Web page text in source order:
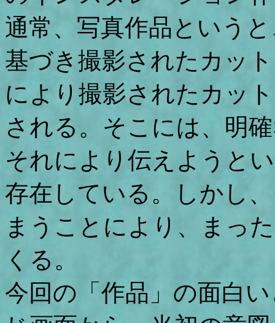
通常、写真作品という
基づき撮影されたカッ
により撮影されたカッ
される。そこには、明
それにより伝えようと
存在している。しかし
まうことにより、まっ
くる。
今回の「作品」の面白